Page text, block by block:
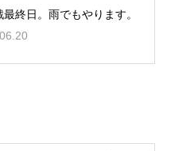
最終日。雨でもやります。